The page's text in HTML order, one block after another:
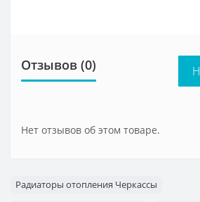
Отзывов (0)
Нет отзывов об этом товаре.
Радиаторы отопления Черкассы